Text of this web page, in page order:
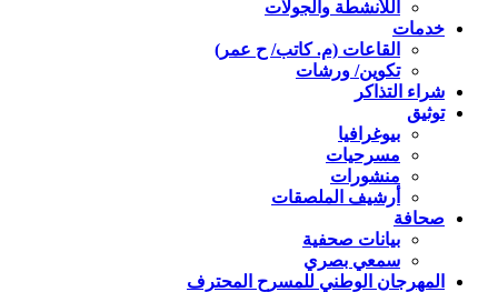
اللأنشطة والجولات
خدمات
القاعات (م. كاتب/ ح عمر)
تكوين/ ورشات
شراء التذاكر
توثيق
بيوغرافيا
مسرحيات
منشورات
أرشيف الملصقات
صحافة
بيانات صحفية
سمعي بصري
المهرجان الوطني للمسرح المحترف